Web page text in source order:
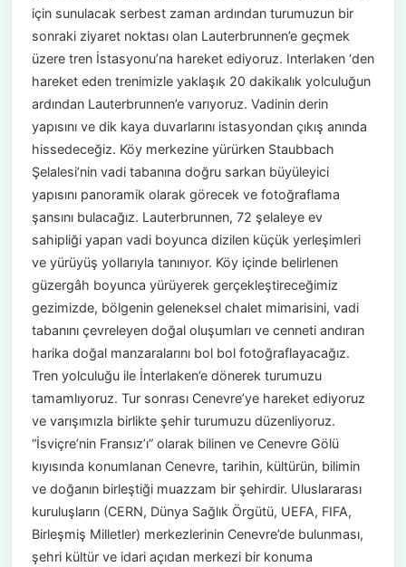
için sunulacak serbest zaman ardından turumuzun bir
sonraki ziyaret noktası olan Lauterbrunnen’e geçmek
üzere tren İstasyonu’na hareket ediyoruz. Interlaken ‘den
hareket eden trenimizle yaklaşık 20 dakikalık yolculuğun
ardından Lauterbrunnen’e varıyoruz. Vadinin derin
yapısını ve dik kaya duvarlarını istasyondan çıkış anında
hissedeceğiz. Köy merkezine yürürken Staubbach
Şelalesi’nin vadi tabanına doğru sarkan büyüleyici
yapısını panoramik olarak görecek ve fotoğraflama
şansını bulacağız. Lauterbrunnen, 72 şelaleye ev
sahipliği yapan vadi boyunca dizilen küçük yerleşimleri
ve yürüyüş yollarıyla tanınıyor. Köy içinde belirlenen
güzergâh boyunca yürüyerek gerçekleştireceğimiz
gezimizde, bölgenin geleneksel chalet mimarisini, vadi
tabanını çevreleyen doğal oluşumları ve cenneti andıran
harika doğal manzaralarını bol bol fotoğraflayacağız.
Tren yolculuğu ile İnterlaken’e dönerek turumuzu
tamamlıyoruz. Tur sonrası Cenevre’ye hareket ediyoruz
ve varışımızla birlikte şehir turumuzu düzenliyoruz.
“İsviçre’nin Fransız’ı” olarak bilinen ve Cenevre Gölü
kıyısında konumlanan Cenevre, tarihin, kültürün, bilimin
ve doğanın birleştiği muazzam bir şehirdir. Uluslararası
kuruluşların (CERN, Dünya Sağlık Örgütü, UEFA, FIFA,
Birleşmiş Milletler) merkezlerinin Cenevre’de bulunması,
şehri kültür ve idari açıdan merkezi bir konuma